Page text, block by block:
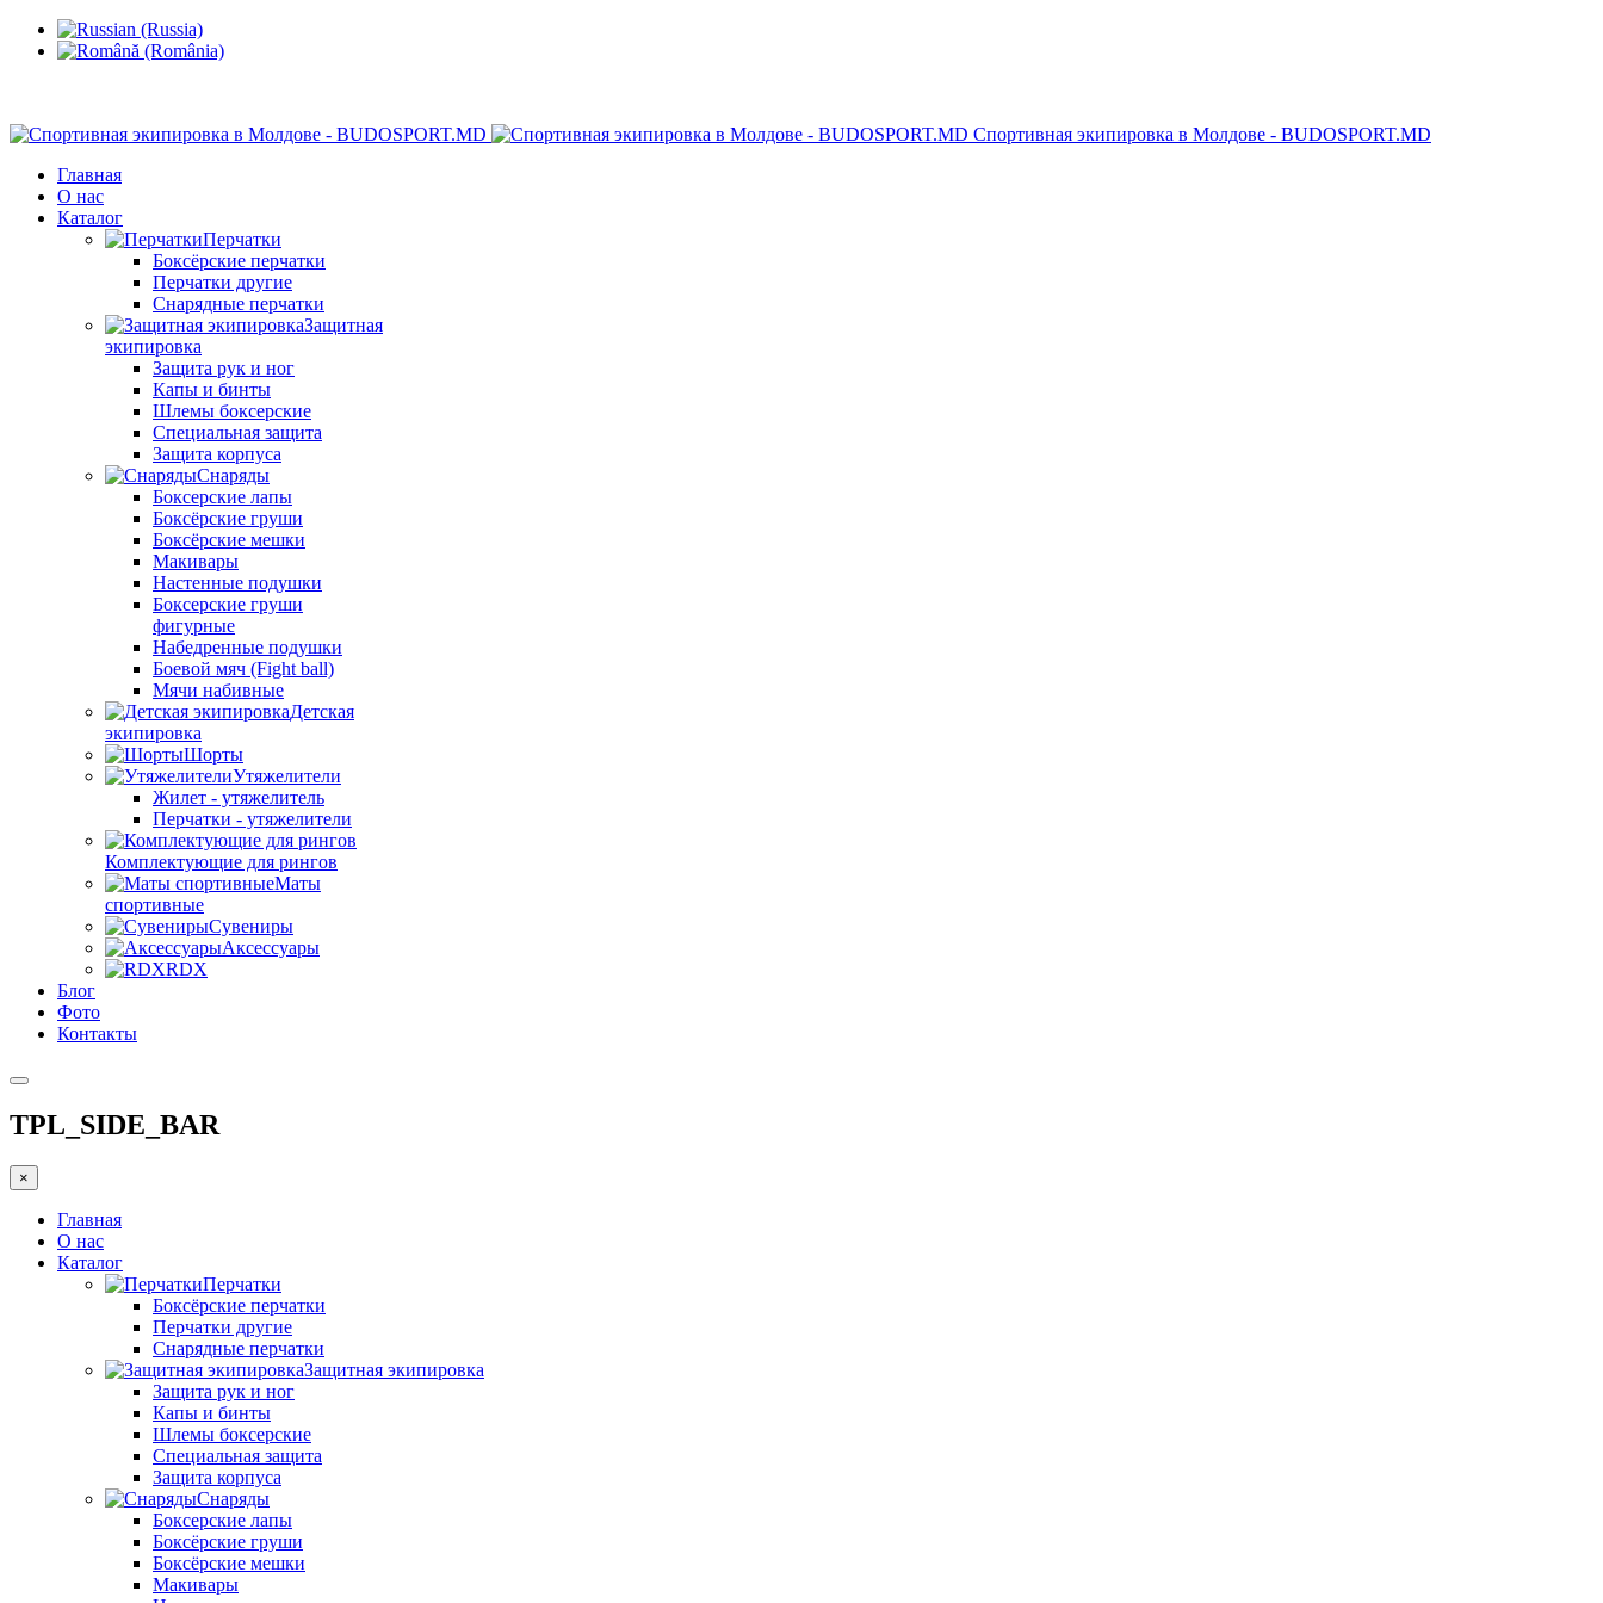
Спортивная экипировка в Молдове - BUDOSPORT.MD
Главная
О нас
Каталог
Перчатки
Боксёрские перчатки
Перчатки другие
Снарядные перчатки
Защитная
экипировка
Защита рук и ног
Капы и бинты
Шлемы боксерские
Специальная защита
Защита корпуса
Снаряды
Боксерские лапы
Боксёрские груши
Боксёрские мешки
Макивары
Настенные подушки
Боксерские груши
фигурные
Набедренные подушки
Боевой мяч (Fight ball)
Мячи набивные
Детская
экипировка
Шорты
Утяжелители
Жилет - утяжелитель
Перчатки - утяжелители
Комплектующие для рингов
Маты
спортивные
Сувениры
Аксессуары
RDX
Блог
Фото
Контакты
TPL_SIDE_BAR
×
Главная
О нас
Каталог
Перчатки
Боксёрские перчатки
Перчатки другие
Снарядные перчатки
Защитная экипировка
Защита рук и ног
Капы и бинты
Шлемы боксерские
Специальная защита
Защита корпуса
Снаряды
Боксерские лапы
Боксёрские груши
Боксёрские мешки
Макивары